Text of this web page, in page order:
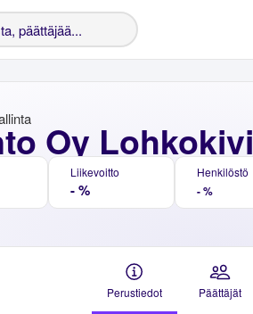
Oy Lohkokivi
Liikevoitto
- %
Henkilöstö
- %
Perustiedot Päättäjät